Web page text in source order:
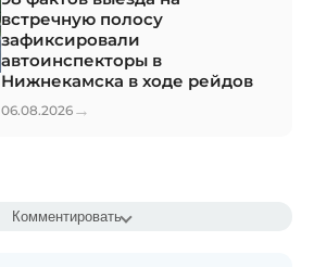
встречную полосу
зафиксировали
автоинспекторы в
Нижнекамска в ходе рейдов
06.08.2026 →
Комментировать